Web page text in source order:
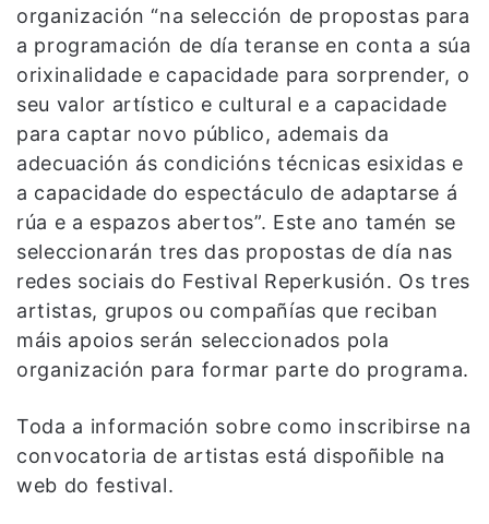
organización “na selección de propostas para
a programación de día teranse en conta a súa
orixinalidade e capacidade para sorprender, o
seu valor artístico e cultural e a capacidade
para captar novo público, ademais da
adecuación ás condicións técnicas esixidas e
a capacidade do espectáculo de adaptarse á
rúa e a espazos abertos”. Este ano tamén se
seleccionarán tres das propostas de día nas
redes sociais do Festival Reperkusión. Os tres
artistas, grupos ou compañías que reciban
máis apoios serán seleccionados pola
organización para formar parte do programa.
Toda a información sobre como inscribirse na
convocatoria de artistas está dispoñible na
web do festival.